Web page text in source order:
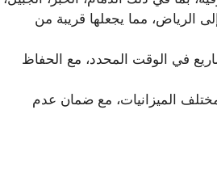
الرياض، مما يجعلها قريبة من
في الوقت المحدد، مع الحفاظ
الميزانيات، مع ضمان عدم